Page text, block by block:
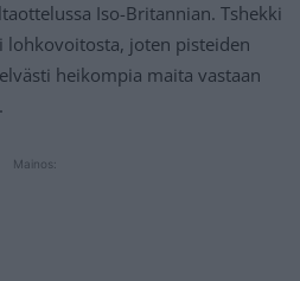
Iso-Britannian. Tshekki
lohkovoitosta, joten pisteiden
heikompia maita vastaan
Mainos: